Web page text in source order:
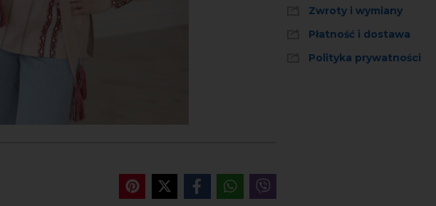
Zwroty i wymiany
Płatność i dostawa
Polityka prywatności